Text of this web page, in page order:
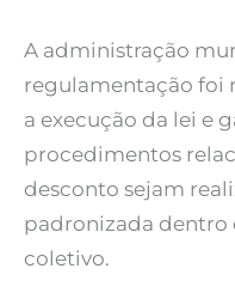
A administração
regulamentação foi
a execução da lei e
procedimentos
desconto sejam
padronizada dentro
coletivo.